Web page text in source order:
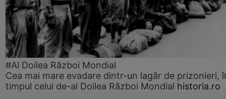
#Al Doilea Război Mondial
Cea mai mare evadare dintr-un lagăr de prizonieri,
timpul celui de-al Doilea Război Mondial historia.ro